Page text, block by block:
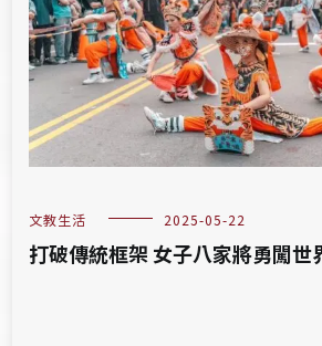
文教生活 2025-05-22
打破傳統框架 女子八家將勇闖世